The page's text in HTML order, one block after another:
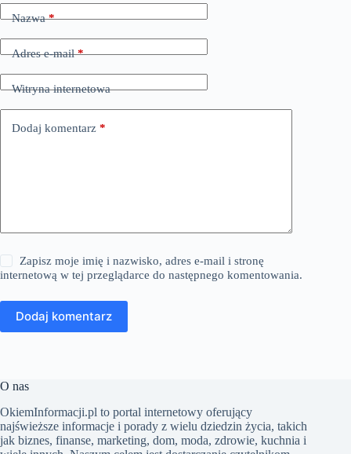
Nazwa*
Adres e-mail*
Witryna internetowa
Dodaj komentarz *
Zapisz moje imię i nazwisko, adres e-mail i stronę
internetową w tej przeglądarce do następnego komentowania.
Dodaj komentarz
O nas
​OkiemInformacji.pl to portal internetowy oferujący
najświeższe informacje i porady z wielu dziedzin życia, takich
jak biznes, finanse, marketing, dom, moda, zdrowie, kuchnia i